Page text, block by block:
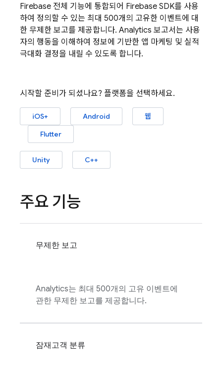
Firebase 전체 기능에 통합되어 Firebase SDK를 사용
하여 정의할 수 있는 최대 500개의 고유한 이벤트에 대
한 무제한 보고를 제공합니다. Analytics 보고서는 사용
자의 행동을 이해하여 정보에 기반한 앱 마케팅 및 실적
극대화 결정을 내릴 수 있도록 합니다.
시작할 준비가 되셨나요? 플랫폼을 선택하세요.
iOS+ Android
웹
Flutter
Unity C++
주요 기능
무제한 보고
Analytics는 최대 500개의 고유 이벤트에
관한 무제한 보고를 제공합니다.
잠재고객 분류